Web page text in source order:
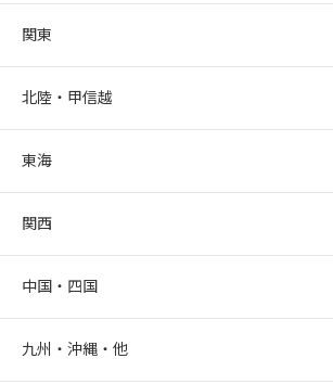
関東
北陸・甲信越
東海
関西
中国・四国
九州・沖縄・他